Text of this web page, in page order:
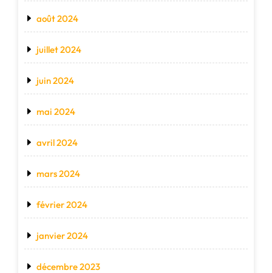
août 2024
juillet 2024
juin 2024
mai 2024
avril 2024
mars 2024
février 2024
janvier 2024
décembre 2023